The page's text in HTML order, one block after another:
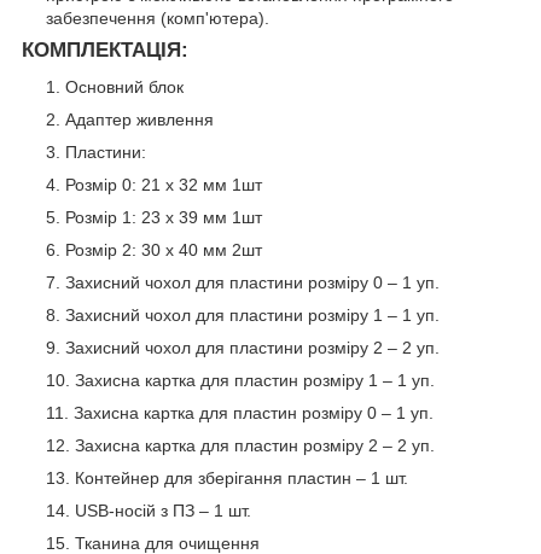
забезпечення (комп'ютера).
КОМПЛЕКТАЦІЯ:
Основний блок
Адаптер живлення
Пластини:
Розмір 0: 21 х 32 мм 1шт
Розмір 1: 23 х 39 мм 1шт
Розмір 2: 30 х 40 мм 2шт
Захисний чохол для пластини розміру 0 – 1 уп.
Захисний чохол для пластини розміру 1 – 1 уп.
Захисний чохол для пластини розміру 2 – 2 уп.
Захисна картка для пластин розміру 1 – 1 уп.
Захисна картка для пластин розміру 0 – 1 уп.
Захисна картка для пластин розміру 2 – 2 уп.
Контейнер для зберігання пластин – 1 шт.
USB-носій з ПЗ – 1 шт.
Тканина для очищення